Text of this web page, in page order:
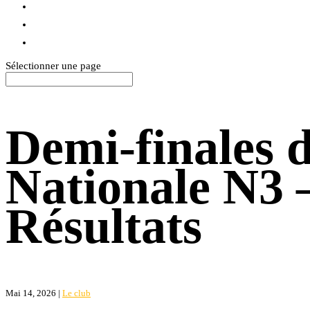
Sélectionner une page
Demi-finales
Nationale
Résultats
Mai 14, 2026 | Le club